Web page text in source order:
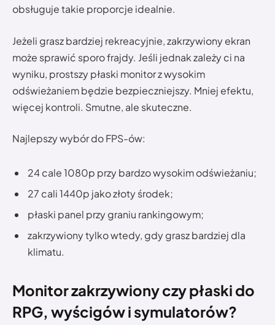
obsługuje takie proporcje idealnie.
Jeżeli grasz bardziej rekreacyjnie, zakrzywiony ekran
może sprawić sporo frajdy. Jeśli jednak zależy ci na
wyniku, prostszy płaski monitor z wysokim
odświeżaniem będzie bezpieczniejszy. Mniej efektu,
więcej kontroli. Smutne, ale skuteczne.
Najlepszy wybór do FPS-ów:
24 cale 1080p przy bardzo wysokim odświeżaniu;
27 cali 1440p jako złoty środek;
płaski panel przy graniu rankingowym;
zakrzywiony tylko wtedy, gdy grasz bardziej dla
klimatu.
Monitor zakrzywiony czy płaski do
RPG, wyścigów i symulatorów?